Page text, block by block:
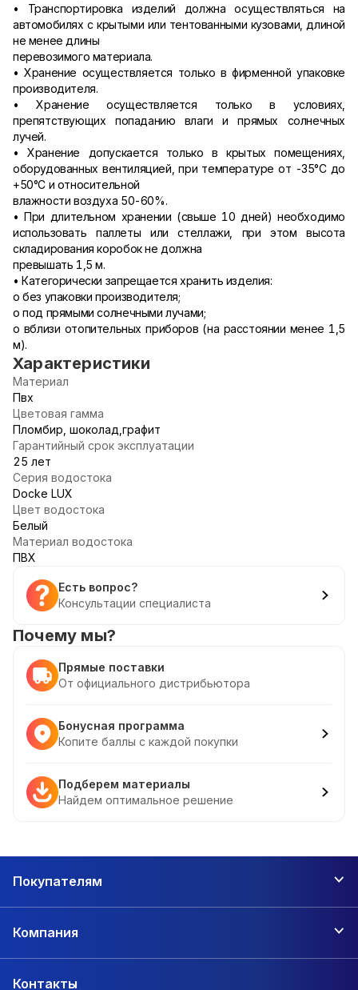
• Транспортировка изделий должна осуществляться на
автомобилях с крытыми или тентованными кузовами, длиной
не менее длины
перевозимого материала.
• Хранение осуществляется только в фирменной упаковке
производителя.
• Хранение осуществляется только в условиях,
препятствующих попаданию влаги и прямых солнечных
лучей.
• Хранение допускается только в крытых помещениях,
оборудованных вентиляцией, при температуре от -35°С до
+50°С и относительной
влажности воздуха 50-60%.
• При длительном хранении (свыше 10 дней) необходимо
использовать паллеты или стеллажи, при этом высота
складирования коробок не должна
превышать 1,5 м.
• Категорически запрещается хранить изделия:
o без упаковки производителя;
o под прямыми солнечными лучами;
o вблизи отопительных приборов (на расстоянии менее 1,5
м).
Характеристики
Материал
Пвх
Цветовая гамма
Пломбир, шоколад,графит
Гарантийный срок эксплуатации
25 лет
Серия водостока
Docke LUX
Цвет водостока
Белый
Материал водостока
ПВХ
Есть вопрос?
Консультации специалиста
Почему мы?
Прямые поставки
От официального дистрибьютора
Бонусная программа
Копите баллы с каждой покупки
Подберем материалы
Найдем оптимальное решение
Покупателям
Компания
Контакты